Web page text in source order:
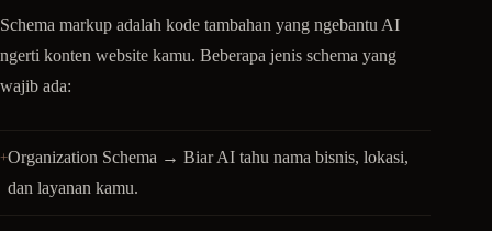
Schema markup adalah kode tambahan yang ngebantu AI
ngerti konten website kamu. Beberapa jenis schema yang
wajib ada:
Organization Schema → Biar AI tahu nama bisnis, lokasi,
dan layanan kamu.